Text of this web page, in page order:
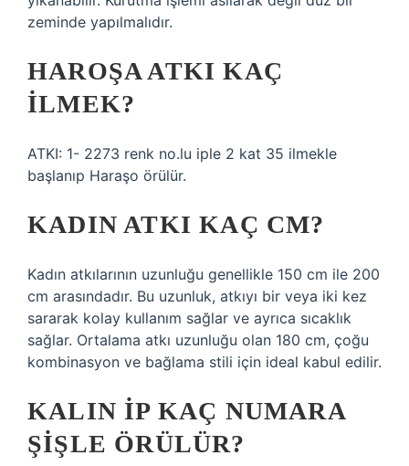
zeminde yapılmalıdır.
HAROŞA ATKI KAÇ
ILMEK?
ATKI: 1- 2273 renk no.lu iple 2 kat 35 ilmekle
başlanıp Haraşo örülür.
KADIN ATKI KAÇ CM?
Kadın atkılarının uzunluğu genellikle 150 cm ile 200
cm arasındadır. Bu uzunluk, atkıyı bir veya iki kez
sararak kolay kullanım sağlar ve ayrıca sıcaklık
sağlar. Ortalama atkı uzunluğu olan 180 cm, çoğu
kombinasyon ve bağlama stili için ideal kabul edilir.
KALIN IP KAÇ NUMARA
ŞIŞLE ÖRÜLÜR?